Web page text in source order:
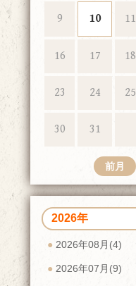
9 10 11
16 17 18
23 24 25
30 31
前月
2026年
2026年08月(4)
2026年07月(9)